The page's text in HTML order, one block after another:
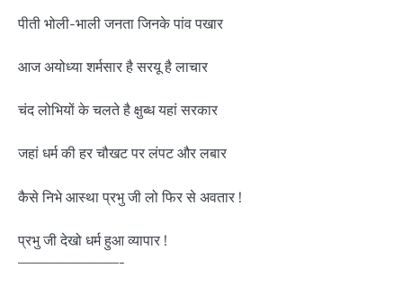
पीती भोली-भाली जनता जिनके पांव पखार
आज अयोध्या शर्मसार है सरयू है लाचार
चंद लोभियों के चलते है क्षुब्ध यहां सरकार
जहां धर्म की हर चौखट पर लंपट और लबार
कैसे निभे आस्था प्रभु जी लो फिर से अवतार !
प्रभु जी देखो धर्म हुआ व्यापार !
———————-